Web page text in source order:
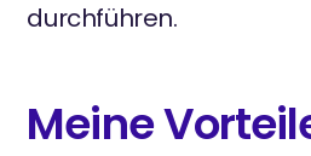
durchführen.
Meine